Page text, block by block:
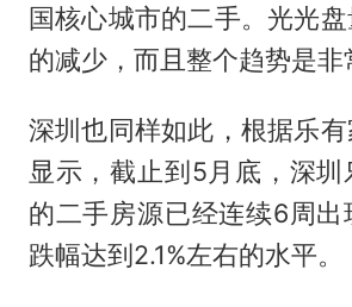
国核心城市的二手。光光
的减少，而且整个趋势是非
深圳也同样如此，根据乐
显示，截止到5月底，深圳
的二手房源已经连续6周
跌幅达到2.1%左右的水平。